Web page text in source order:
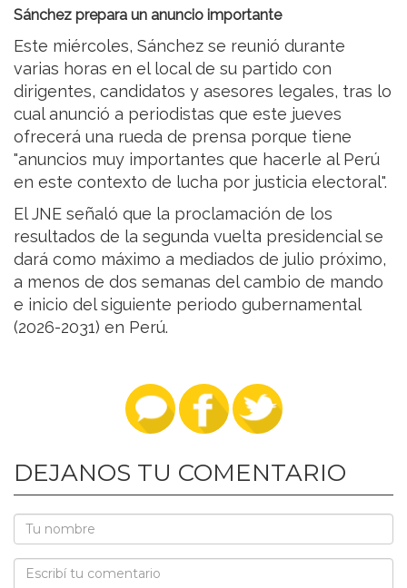
Sánchez prepara un anuncio importante
Este miércoles, Sánchez se reunió durante
varias horas en el local de su partido con
dirigentes, candidatos y asesores legales, tras lo
cual anunció a periodistas que este jueves
ofrecerá una rueda de prensa porque tiene
"anuncios muy importantes que hacerle al Perú
en este contexto de lucha por justicia electoral".
El JNE señaló que la proclamación de los
resultados de la segunda vuelta presidencial se
dará como máximo a mediados de julio próximo,
a menos de dos semanas del cambio de mando
e inicio del siguiente periodo gubernamental
(2026-2031) en Perú.
DEJANOS TU COMENTARIO